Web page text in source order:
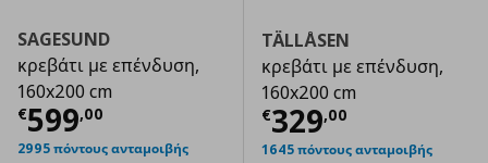
SAGESUND
κρεβάτι με επένδυση,
160x200 cm
€599,00
Τρέχουσα τιμή € 599,00
2995 πόντους ανταμοιβής
TÄLLÅSEN
κρεβάτι με επένδυση,
160x200 cm
€329,00
Τρέχουσα
1645 πόντους ανταμοιβής